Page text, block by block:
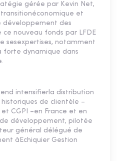
gérée par Kevin Net,
et
développement des
nouveau fonds par LFDE
sesexpertises, notamment
forte dynamique dans
engagée.
intensifierla distribution
de clientèle –
et CGPI –en France et en
développement, pilotée
général délégué de
àEchiquier Gestion